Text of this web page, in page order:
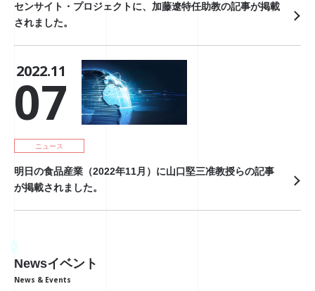
センサイト・プロジェクトに、加藤遼特任助教の記事が掲載
されました。
2022.11
07
ニュース
明日の食品産業（2022年11月）に山口堅三准教授らの記事
が掲載されました。
Newsイベント
News & Events